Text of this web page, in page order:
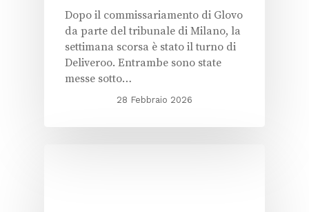
Dopo il commissariamento di Glovo
da parte del tribunale di Milano, la
settimana scorsa è stato il turno di
Deliveroo. Entrambe sono state
messe sotto…
28 Febbraio 2026